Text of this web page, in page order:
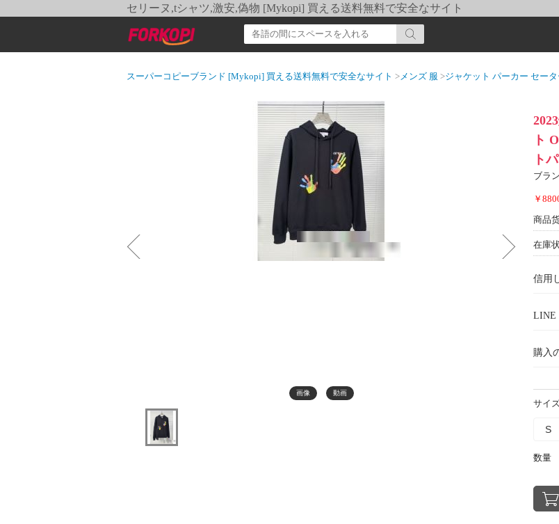
セリーヌ,tシャツ,激安,偽物 [Mykopi] 買える送料無料で安全なサイト
スーパーコピーブランド [Mykopi] 買える送料無料で安全なサイト >メンズ 服 >ジャケット パーカー セータ
画像 動画
ト
ト
ブラ
￥
商品
在庫
信用
LINE
購入
サイ
数量